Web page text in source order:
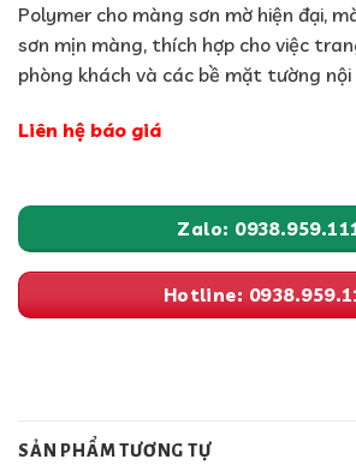
Polymer cho màng sơn mờ hiện đại,
sơn mịn màng, thích hợp cho việc
phòng khách và các bề mặt tường
Liên hệ báo giá
Zalo:
Hotline:
SẢN PHẨM TƯƠNG TỰ